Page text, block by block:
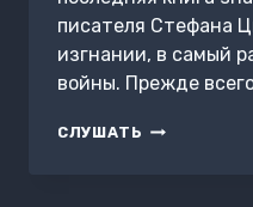
писателя Стефана
изгнании, в самый
войны. Прежде
СЛУШАТЬ ВЧЕРАШНИЙ